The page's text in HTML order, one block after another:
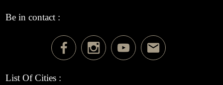
Be in contact :
List Of Cities :